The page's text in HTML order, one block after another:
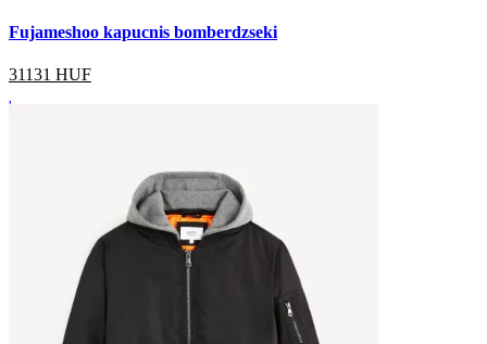
Fujameshoo kapucnis bomberdzseki
31131 HUF